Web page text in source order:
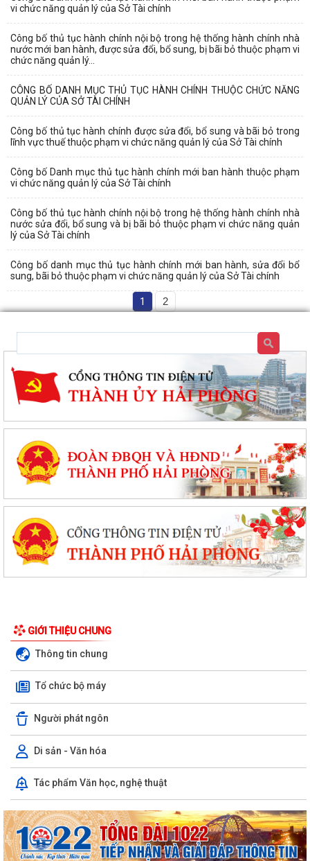
vi chức năng quản lý của Sở Tài chính
Công bố thủ tục hành chính nội bộ trong hệ thống hành chính nhà
nước mới ban hành, được sửa đổi, bổ sung, bị bãi bỏ thuộc phạm vi
chức năng quản lý...
CÔNG BỐ DANH MỤC THỦ TỤC HÀNH CHÍNH THUỘC CHỨC NĂNG
QUẢN LÝ CỦA SỞ TÀI CHÍNH
Công bố thủ tục hành chính được sửa đổi, bổ sung và bãi bỏ trong
lĩnh vực thuế thuộc phạm vi chức năng quản lý của Sở Tài chính
Công bố Danh mục thủ tục hành chính mới ban hành thuộc phạm
vi chức năng quản lý của Sở Tài chính
Công bố thủ tục hành chính nội bộ trong hệ thống hành chính nhà
nước sửa đổi, bổ sung và bị bãi bỏ thuộc phạm vi chức năng quản
lý của Sở Tài chính
Công bố danh mục thủ tục hành chính mới ban hành, sửa đổi bổ
sung, bãi bỏ thuộc phạm vi chức năng quản lý của Sở Tài chính
1 2
GIỚI THIỆU CHUNG
Thông tin chung
Tổ chức bộ máy
Người phát ngôn
Di sản - Văn hóa
Tác phẩm Văn học, nghệ thuật
PHƯỜNG NGÔ QUYỀN THÔNG TIN VỀ VỤ CHÁY TẠI ĐƯỜNG TRẦN
KHÁNH DƯ
DANH SÁCH ĐĂNG KÝ KINH DOANH THÁNG 7/2026